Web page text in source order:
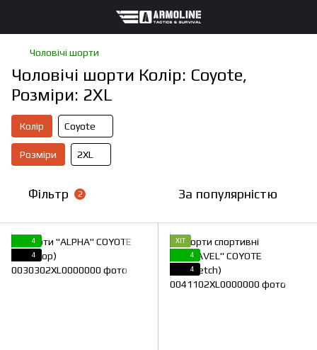
Чоловічі шорти
Чоловічі шорти Колір: Coyote,
Розміри: 2XL
Колір Coyote
Розміри 2XL
Фільтр 2 За популярністю
4
4
ХІТ
4
4